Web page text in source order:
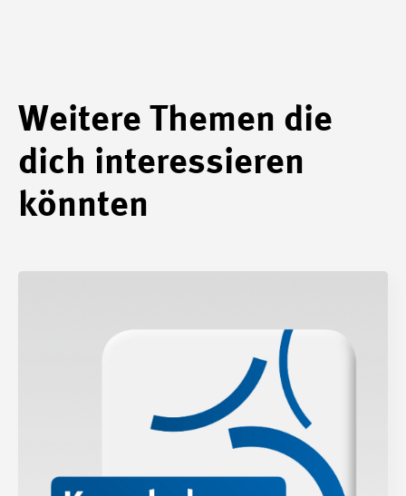
Weitere Themen die
dich interessieren
könnten